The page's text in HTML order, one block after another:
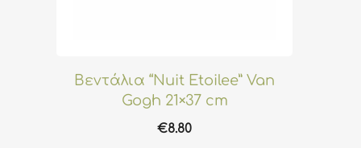
Βεντάλια “Nuit Etoilee” Van
Gogh 21×37 cm
€8.80